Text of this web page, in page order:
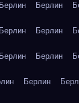
Берлин Берлин
Берлин Берлин
Берлин Берлин
Берлин